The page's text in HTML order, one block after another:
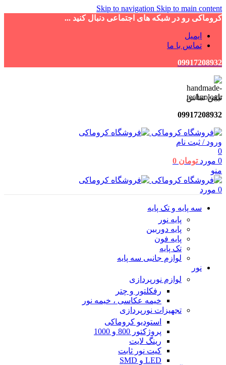
Skip to navigation Skip to main content
کروماکی رو در شبکه های اجتماعی دنبال کنید ...
ایمیل
تماس با ما
09917208932
تلفن تماس
09917208932
ورود / ثبت نام
0
0 مورد تومان
منو
0 مورد
سه پایه و تک پایه
پایه نور
پایه دوربین
پایه فون
تک پایه
لوازم جانبی سه پایه
نور
لوازم نورپردازی
رفکلتور و چتر
خیمه عکاسی ، خیمه نور
تجهیزات نورپردازی
استودیو کروماکی
پروژکتور 800 و 1000
رینگ لایت
کیت نور ثابت
LED و SMD